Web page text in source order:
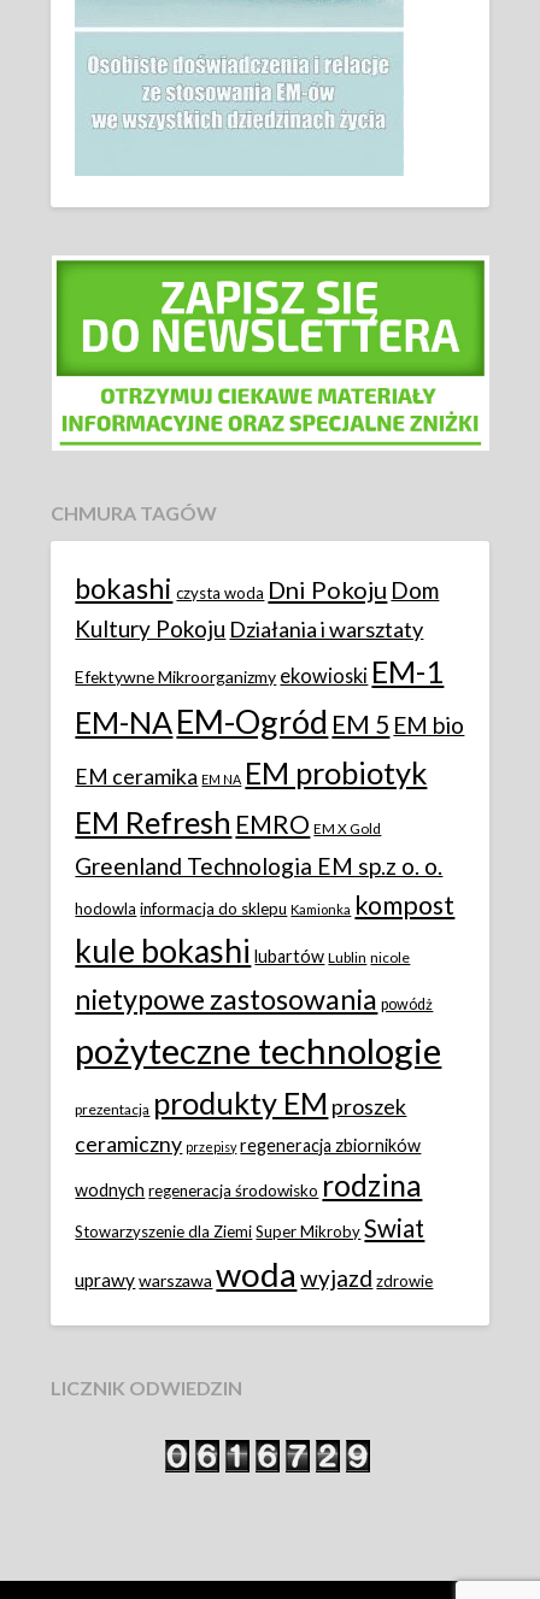
CHMURA TAGÓW
bokashi czysta woda Dni Pokoju Dom
Kultury Pokoju Działania i warsztaty
Efektywne Mikroorganizmy ekowioski EM-1
EM-NAEM-Ogród EM 5 EM bio
EM ceramika EM NA EM probiotyk
EM Refresh EMRO EM X Gold
Greenland Technologia EM sp.z o. o.
hodowla informacja do sklepu Kamionka kompost
kule bokashi lubartów Lublin nicole
nietypowe zastosowania powódż
pożyteczne technologie
prezentacja produkty EM proszek
ceramiczny przepisy regeneracja zbiorników
wodnych regeneracja środowisko rodzina
Stowarzyszenie dla Ziemi Super Mikroby Swiat
uprawy warszawa woda wyjazd zdrowie
LICZNIK ODWIEDZIN